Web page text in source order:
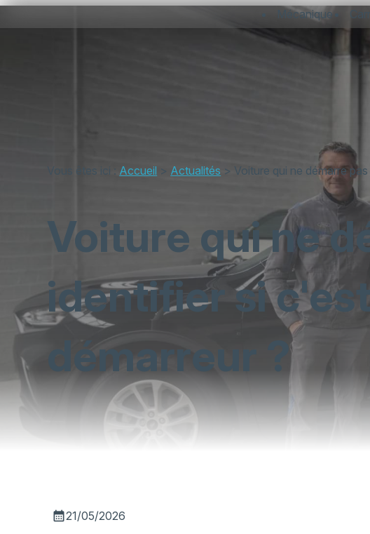
Mécanique
Vous êtes ici : Accueil > Actualités > Voiture qui ne démarre
Voiture qui ne
identifier si
démarreur ?
calendar_month21/05/2026
Panneau de gestion des cookies